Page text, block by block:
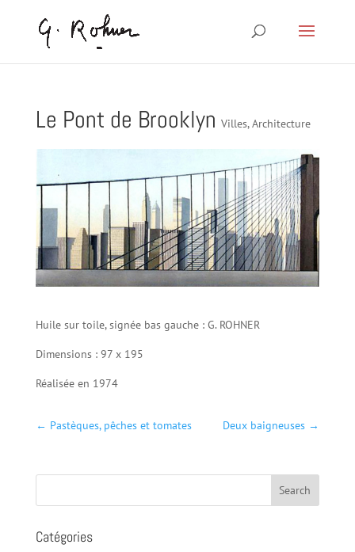
Le Pont de Brooklyn Villes, Architecture
Huile sur toile, signée bas gauche : G. ROHNER
Dimensions : 97 x 195
Réalisée en 1974
← Pastèques, pêches et tomates Deux baigneuses →
Catégories